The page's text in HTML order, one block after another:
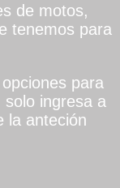
de motos,
tenemos para
para
ingresa a
la anteción